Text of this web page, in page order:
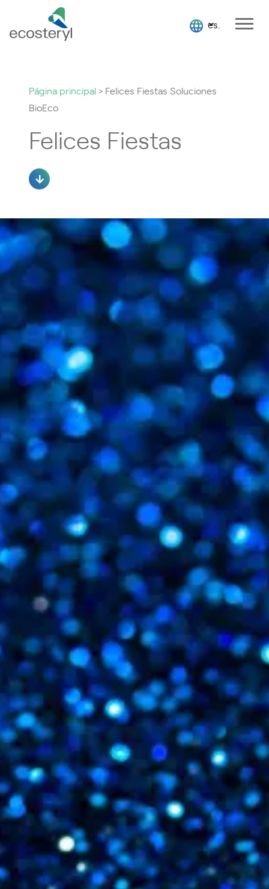
es.
Página principal> Felices Fiestas Soluciones
BioEco
Felices Fiestas